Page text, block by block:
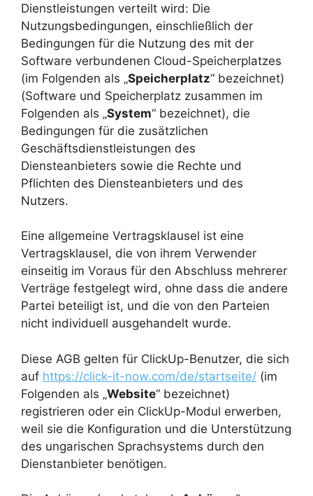
Dienstleistungen verteilt wird: Die
Nutzungsbedingungen, einschließlich der
Bedingungen für die Nutzung des mit der
Software verbundenen Cloud-Speicherplatzes
(im Folgenden als „Speicherplatz“ bezeichnet)
(Software und Speicherplatz zusammen im
Folgenden als „System“ bezeichnet), die
Bedingungen für die zusätzlichen
Geschäftsdienstleistungen des
Diensteanbieters sowie die Rechte und
Pflichten des Diensteanbieters und des
Nutzers.
Eine allgemeine Vertragsklausel ist eine
Vertragsklausel, die von ihrem Verwender
einseitig im Voraus für den Abschluss mehrerer
Verträge festgelegt wird, ohne dass die andere
Partei beteiligt ist, und die von den Parteien
nicht individuell ausgehandelt wurde.
Diese AGB gelten für ClickUp-Benutzer, die sich
auf https://click-it-now.com/de/startseite/ (im
Folgenden als „Website“ bezeichnet)
registrieren oder ein ClickUp-Modul erwerben,
weil sie die Konfiguration und die Unterstützung
des ungarischen Sprachsystems durch den
Dienstanbieter benötigen.